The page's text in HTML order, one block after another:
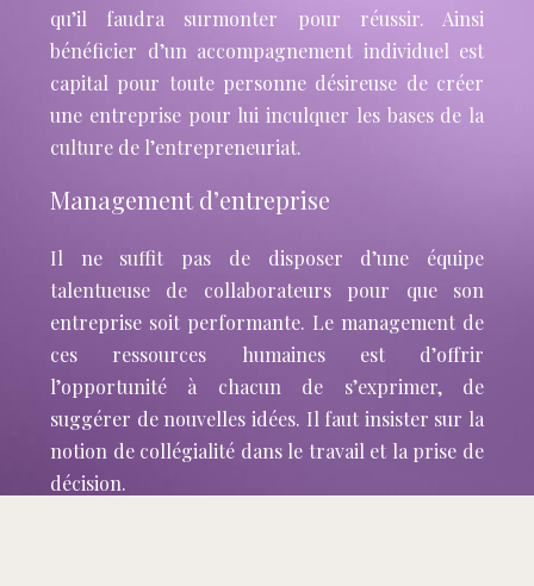
qu’il faudra surmonter pour réussir. Ainsi
bénéficier d’un accompagnement individuel est
capital pour toute personne désireuse de créer
une entreprise pour lui inculquer les bases de la
culture de l’entrepreneuriat.
Management d’entreprise
Il ne suffit pas de disposer d’une équipe
talentueuse de collaborateurs pour que son
entreprise soit performante. Le management de
ces ressources humaines est d’offrir
l’opportunité à chacun de s’exprimer, de
suggérer de nouvelles idées. Il faut insister sur la
notion de collégialité dans le travail et la prise de
décision.